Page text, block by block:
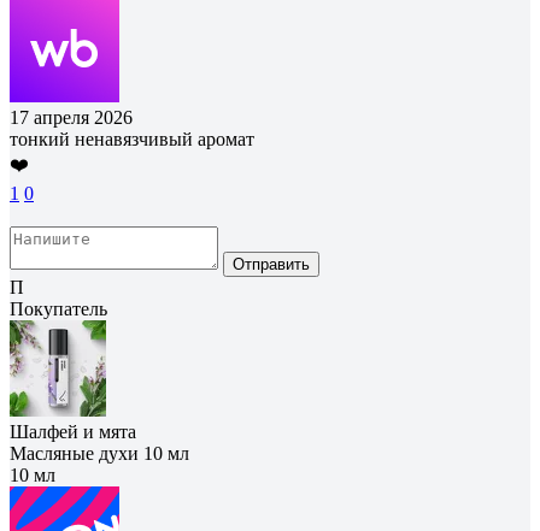
17 апреля 2026
тонкий ненавязчивый аромат
❤️
1 0
Отправить
П
Покупатель
Шалфей и мята
Масляные духи 10 мл
10 мл